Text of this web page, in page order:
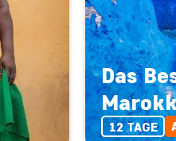
Das
12 TAGE